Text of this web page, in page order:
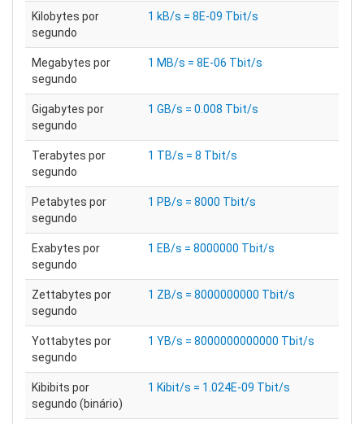
Kilobytes por
segundo
1 kB/s = 8E-09 Tbit/s
Megabytes por
segundo
1 MB/s = 8E-06 Tbit/s
Gigabytes por
segundo
1 GB/s = 0.008 Tbit/s
Terabytes por
segundo
1 TB/s = 8 Tbit/s
Petabytes por
segundo
1 PB/s = 8000 Tbit/s
Exabytes por
segundo
1 EB/s = 8000000 Tbit/s
Zettabytes por
segundo
1 ZB/s = 8000000000 Tbit/s
Yottabytes por
segundo
1 YB/s = 8000000000000 Tbit/s
Kibibits por
segundo (binário)
1 Kibit/s = 1.024E-09 Tbit/s